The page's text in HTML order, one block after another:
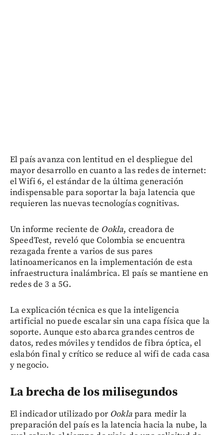
El país avanza con lentitud en el despliegue del
mayor desarrollo en cuanto a las redes de internet:
el Wifi 6, el estándar de la última generación
indispensable para soportar la baja latencia que
requieren las nuevas tecnologías cognitivas.
Un informe reciente de Ookla, creadora de
SpeedTest, reveló que Colombia se encuentra
rezagada frente a varios de sus pares
latinoamericanos en la implementación de esta
infraestructura inalámbrica. El país se mantiene en
redes de 3 a 5G.
La explicación técnica es que la inteligencia
artificial no puede escalar sin una capa física que la
soporte. Aunque esto abarca grandes centros de
datos, redes móviles y tendidos de fibra óptica, el
eslabón final y crítico se reduce al wifi de cada casa
y negocio.
La brecha de los milisegundos
El indicador utilizado por Ooklapara medir la
preparación del país es la latencia hacia la nube, la